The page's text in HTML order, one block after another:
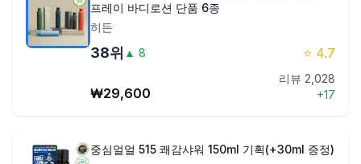
프레이 바디로션 단품 6종
히든
38위 ▲ 8 ⭐ 4.7
₩29,600
리뷰 2,028
+17
중심얼얼 515 쾌감샤워 150ml 기획(+30ml 증정)